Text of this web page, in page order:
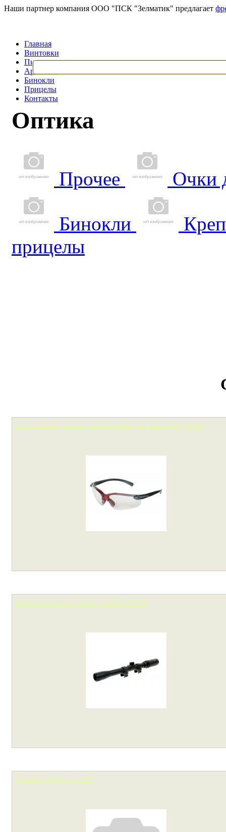
Наши партнер компания ООО "ПСК "Зелматик" предлагает
Главная
Винтовки
Пистолеты
Арбалеты
Бинокли
Прицелы
Контакты
Оптика
Прочее Очки
Бинокли
прицелы
Очки Allen (линза прозрачная, оправа бардовая)
Прицел оптич. Gamo 4х20 TVWA
Прицел ZOS 3-7x28